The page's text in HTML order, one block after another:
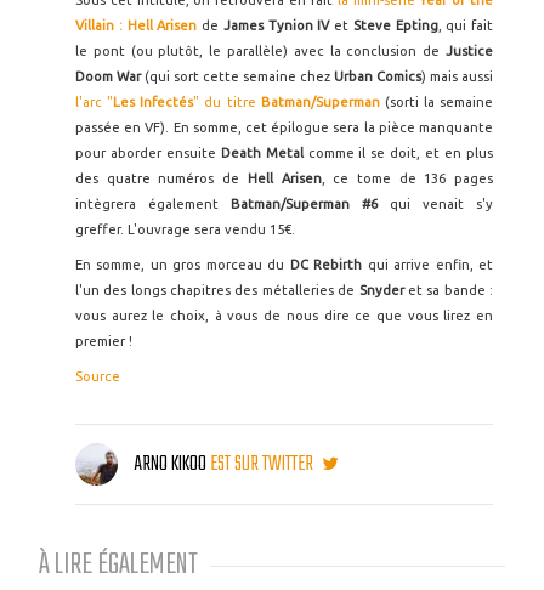
Villain : Hell Arisen de James Tynion IV et Steve Epting, qui fait
le pont (ou plutôt, le parallèle) avec la conclusion de Justice
Doom War (qui sort cette semaine chez Urban Comics) mais aussi
l'arc "Les Infectés" du titre Batman/Superman (sorti la semaine
passée en VF). En somme, cet épilogue sera la pièce manquante
pour aborder ensuite Death Metal comme il se doit, et en plus
des quatre numéros de Hell Arisen, ce tome de 136 pages
intègrera également Batman/Superman #6 qui venait s'y
greffer. L'ouvrage sera vendu 15€.
En somme, un gros morceau du DC Rebirth qui arrive enfin, et
l'un des longs chapitres des métalleries de Snyder et sa bande :
vous aurez le choix, à vous de nous dire ce que vous lirez en
premier !
Source
ARNO KIKOOEST SUR TWITTER
À LIRE ÉGALEMENT